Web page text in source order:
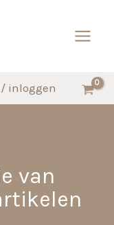
inloggen
van